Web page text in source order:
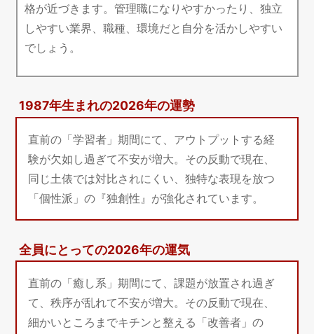
格が近づきます。管理職になりやすかったり、独立
しやすい業界、職種、環境だと自分を活かしやすい
でしょう。
1987年生まれの2026年の運勢
直前の「学習者」期間にて、アウトプットする経
験が欠如し過ぎて不安が増大。その反動で現在、
同じ土俵では対比されにくい、独特な表現を放つ
「個性派」の『独創性』が強化されています。
全員にとっての2026年の運気
直前の「癒し系」期間にて、課題が放置され過ぎ
て、秩序が乱れて不安が増大。その反動で現在、
細かいところまでキチンと整える「改善者」の